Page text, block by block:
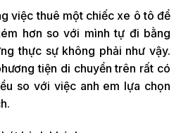
việc thuê một chiếc xe ô tô để
hơn so với mình tự đi bằng
thực sự không phải như vậy.
tiện di chuyển trên rất có
so với việc anh em lựa chọn